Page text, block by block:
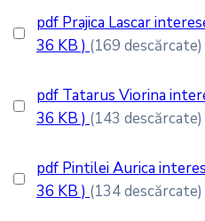
pdf Prajica Lascar
36 KB ) (169 descărcate)
pdf Tatarus Viorina
36 KB ) (143 descărcate)
pdf Pintilei Aurica
36 KB ) (134 descărcate)